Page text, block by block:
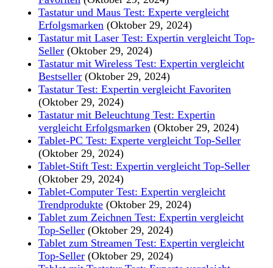
Tastatur und Maus Test: Experte vergleicht
Erfolgsmarken (Oktober 29, 2024)
Tastatur mit Laser Test: Expertin vergleicht Top-
Seller (Oktober 29, 2024)
Tastatur mit Wireless Test: Expertin vergleicht
Bestseller (Oktober 29, 2024)
Tastatur Test: Expertin vergleicht Favoriten
(Oktober 29, 2024)
Tastatur mit Beleuchtung Test: Expertin
vergleicht Erfolgsmarken (Oktober 29, 2024)
Tablet-PC Test: Experte vergleicht Top-Seller
(Oktober 29, 2024)
Tablet-Stift Test: Expertin vergleicht Top-Seller
(Oktober 29, 2024)
Tablet-Computer Test: Expertin vergleicht
Trendprodukte (Oktober 29, 2024)
Tablet zum Zeichnen Test: Expertin vergleicht
Top-Seller (Oktober 29, 2024)
Tablet zum Streamen Test: Expertin vergleicht
Top-Seller (Oktober 29, 2024)